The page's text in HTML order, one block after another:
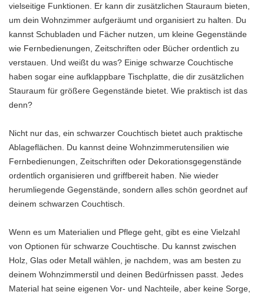
vielseitige Funktionen. Er kann dir zusätzlichen Stauraum bieten,
um dein Wohnzimmer aufgeräumt und organisiert zu halten. Du
kannst Schubladen und Fächer nutzen, um kleine Gegenstände
wie Fernbedienungen, Zeitschriften oder Bücher ordentlich zu
verstauen. Und weißt du was? Einige schwarze Couchtische
haben sogar eine aufklappbare Tischplatte, die dir zusätzlichen
Stauraum für größere Gegenstände bietet. Wie praktisch ist das
denn?
Nicht nur das, ein schwarzer Couchtisch bietet auch praktische
Ablageflächen. Du kannst deine Wohnzimmerutensilien wie
Fernbedienungen, Zeitschriften oder Dekorationsgegenstände
ordentlich organisieren und griffbereit haben. Nie wieder
herumliegende Gegenstände, sondern alles schön geordnet auf
deinem schwarzen Couchtisch.
Wenn es um Materialien und Pflege geht, gibt es eine Vielzahl
von Optionen für schwarze Couchtische. Du kannst zwischen
Holz, Glas oder Metall wählen, je nachdem, was am besten zu
deinem Wohnzimmerstil und deinen Bedürfnissen passt. Jedes
Material hat seine eigenen Vor- und Nachteile, aber keine Sorge,